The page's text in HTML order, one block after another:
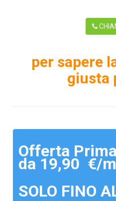
per sapere
giusta
Offerta
da 19,90 €/
SOLO FINO